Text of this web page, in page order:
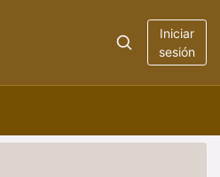
Iniciar
sesión